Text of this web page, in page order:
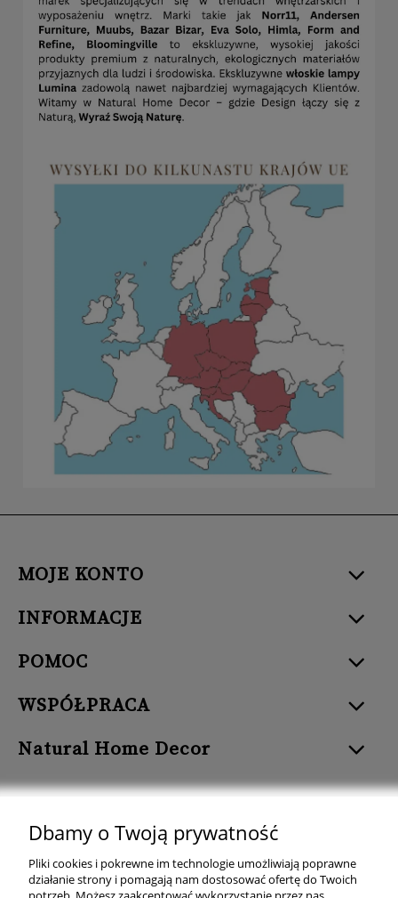
MOJE KONTO
INFORMACJE
POMOC
WSPÓŁPRACA
Natural Home Decor
Natural Home Decor | E-mail: sklep at naturalhomedecor.pl | Tel.:
507 707 299
| NIP: 7971800592 | REGON: 381429127
Dbamy o Twoją prywatność
Pliki cookies i pokrewne im technologie umożliwiają poprawne
działanie strony i pomagają nam dostosować ofertę do Twoich